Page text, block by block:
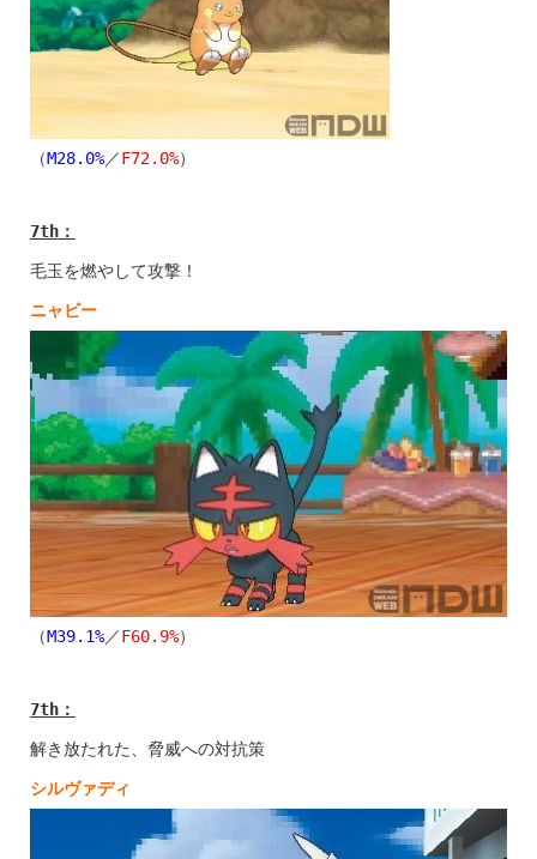
（M28.0%／F72.0%）
7th：
毛玉を燃やして攻撃！
ニャビー
（M39.1%／F60.9%）
7th：
解き放たれた、脅威への対抗策
シルヴァディ